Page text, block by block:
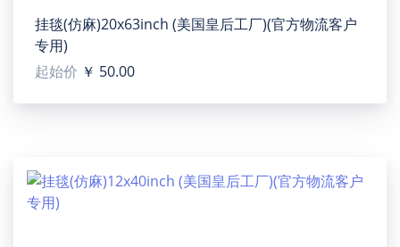
【Product description】Polyester fabric. Dye-
sublimation printing, personalized all-over print T-shirt
for women. Light weight and soft, comfortable and
breathable. Each panel is cut and sewn together to
【Applicable situation】Daily, home, travel, fitness, etc.
【Applicable population】For women.
挂毯(仿麻)20x63inch (美国皇后工厂)(官方物流客户
专用)
起始价 ￥ 50.00